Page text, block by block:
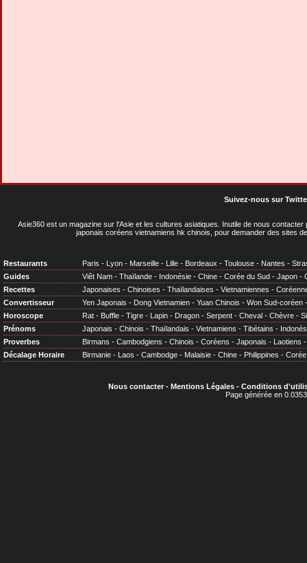
Suivez-nous sur
Asie360 est un magazine sur l'Asie et les cultures asiatiques . Inutile de nous
japonais coréens vietnamiens hk chinois, pour demander des sites
Restaurants Paris - Lyon - Marseille - Lille - Bordeaux - Toulouse - Nantes -
Guides
Viêt Nam - Thaïlande - Indonésie - Chine - Corée du Sud - Japon -
Recettes
Japonaises - Chinoises - Thaïlandaises - Vietnamiennes -
Convertisseur
Yen Japonais - Dong Vietnamien - Yuan Chinois - Won Sud-coréen
Horoscope
Rat - Buffle - Tigre - Lapin - Dragon - Serpent - Cheval - Chèvre -
Prénoms
Japonais - Chinois - Thaïlandais - Vietnamiens - Tibétains -
Proverbes
Birmans - Cambodgiens - Chinois - Coréens - Japonais - Laotiens
Décalage Horaire
Birmanie - Laos - Cambodge - Malaisie - Chine - Philippines - Corée
Nous contacter- Mentions Légales- Conditions
Page générée en